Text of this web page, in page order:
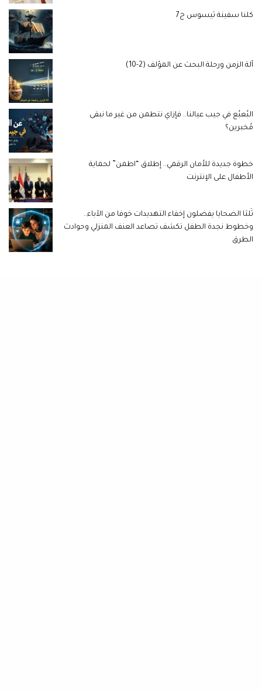
كلنا سفينة ثيسوس ج7
آلة الزمن ورحلة البحث عن المؤلف (2-10)
البُعبُع في جيب عيالنا.. فإزاي نتطمن من غير ما نبقى
مُخبرين؟
خطوة جديدة للأمان الرقمي.. إطلاق “اطمن” لحماية
الأطفال على الإنترنت
ثُلثا الضحايا يفضلون إخفاء التهديدات خوفا من الآباء..
وخطوط نجدة الطفل تكشف تصاعد العنف المنزلي وحوادث
الطرق